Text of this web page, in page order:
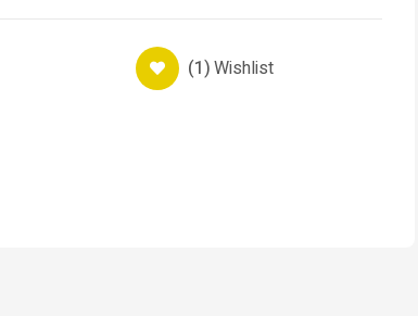
(1)Wishlist